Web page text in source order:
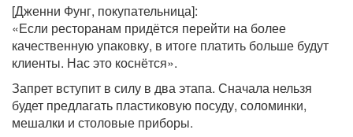
[Дженни Фунг, покупательница]:
«Если ресторанам придётся перейти на более
качественную упаковку, в итоге платить больше будут
клиенты. Нас это коснётся».
Запрет вступит в силу в два этапа. Сначала нельзя
будет предлагать пластиковую посуду, соломинки,
мешалки и столовые приборы.